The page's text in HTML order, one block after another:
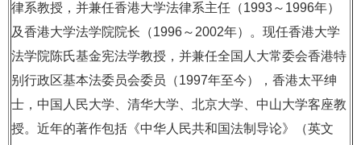
律系教授，并兼任香港大学法律系主任（1993～1996年）
及香港大学法学院院长（1996～2002年）。现任香港大学
法学院陈氏基金宪法学教授，并兼任全国人大常委会香港特
别行政区基本法委员会委员（1997年至今），香港太平绅
士，中国人民大学、清华大学、北京大学、中山大学客座教
授。近年的著作包括《中华人民共和国法制导论》（英文